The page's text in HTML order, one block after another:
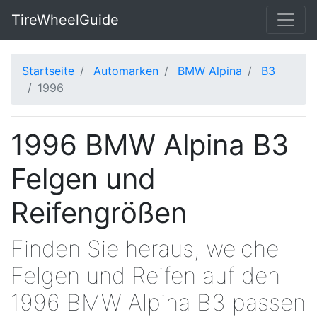
TireWheelGuide
Startseite Automarken BMW Alpina
B3
1996
1996 BMW Alpina B3
Felgen und
Reifengrößen
Finden Sie heraus, welche
Felgen und Reifen auf den
1996 BMW Alpina B3 passen